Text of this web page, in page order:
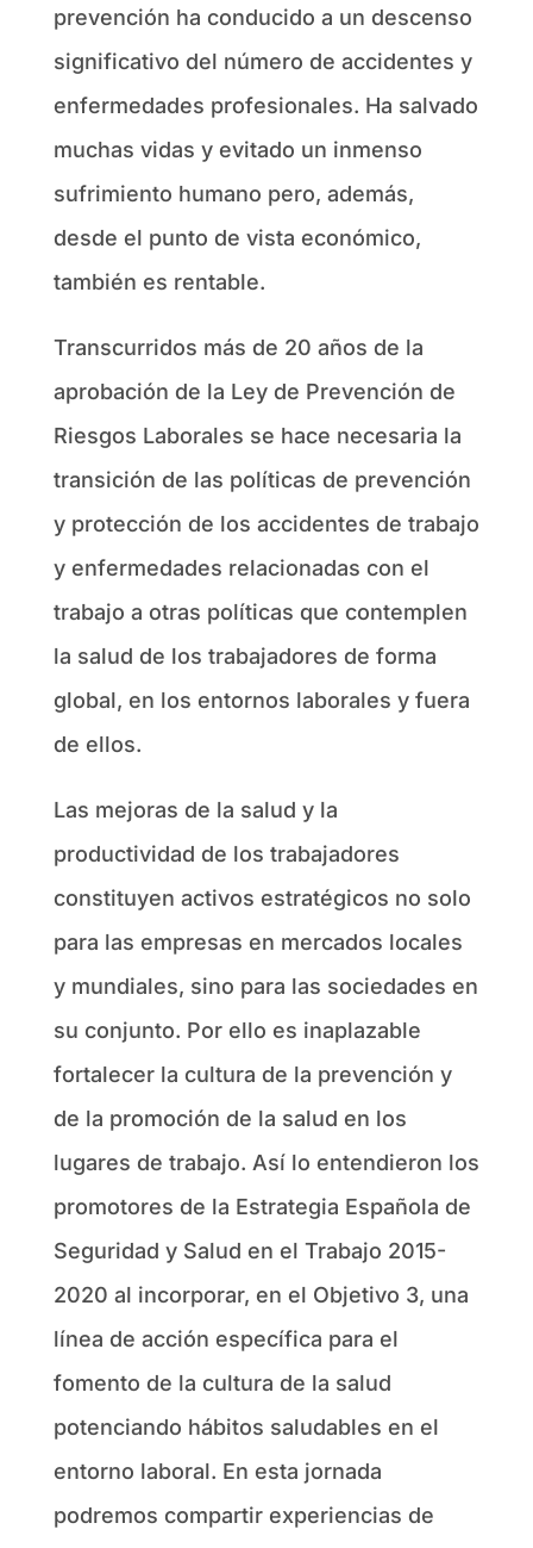
prevención ha conducido a un descenso
significativo del número de accidentes y
enfermedades profesionales. Ha salvado
muchas vidas y evitado un inmenso
sufrimiento humano pero, además,
desde el punto de vista económico,
también es rentable.
Transcurridos más de 20 años de la
aprobación de la Ley de Prevención de
Riesgos Laborales se hace necesaria la
transición de las políticas de prevención
y protección de los accidentes de trabajo
y enfermedades relacionadas con el
trabajo a otras políticas que contemplen
la salud de los trabajadores de forma
global, en los entornos laborales y fuera
de ellos.
Las mejoras de la salud y la
productividad de los trabajadores
constituyen activos estratégicos no solo
para las empresas en mercados locales
y mundiales, sino para las sociedades en
su conjunto. Por ello es inaplazable
fortalecer la cultura de la prevención y
de la promoción de la salud en los
lugares de trabajo. Así lo entendieron los
promotores de la Estrategia Española de
Seguridad y Salud en el Trabajo 2015-
2020 al incorporar, en el Objetivo 3, una
línea de acción específica para el
fomento de la cultura de la salud
potenciando hábitos saludables en el
entorno laboral. En esta jornada
podremos compartir experiencias de